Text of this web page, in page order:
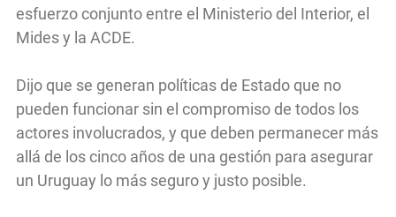
esfuerzo conjunto entre el Ministerio del Interior, el
Mides y la ACDE.
Dijo que se generan políticas de Estado que no
pueden funcionar sin el compromiso de todos los
actores involucrados, y que deben permanecer más
allá de los cinco años de una gestión para asegurar
un Uruguay lo más seguro y justo posible.